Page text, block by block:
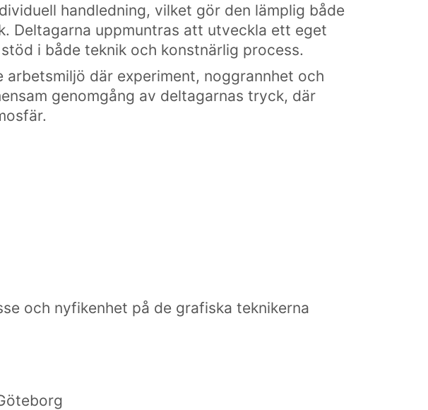
handledning, vilket gör den lämplig både
Deltagarna uppmuntras att utveckla ett eget
i både teknik och konstnärlig process.
där experiment, noggrannhet och
genomgång av deltagarnas tryck, där
och nyfikenhet på de grafiska teknikerna